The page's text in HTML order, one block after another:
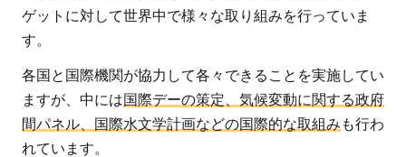
ちが
でき
とと
は
4.1
ゲットに対して世界中で様々な取り組みを行っていま
す。
各国と国際機関が協力して各々できることを実施してい
ますが、中には国際デーの策定、気候変動に関する政府
間パネル、国際水文学計画などの国際的な取組み も行わ
れています。